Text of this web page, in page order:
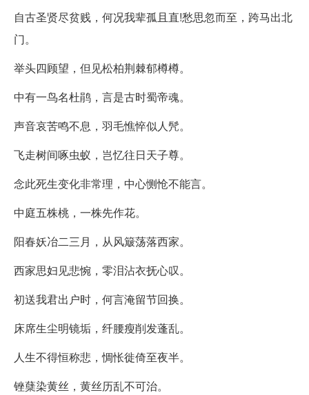
自古圣贤尽贫贱，何况我辈孤且直!愁思忽而至，跨马出北
门。
举头四顾望，但见松柏荆棘郁樽樽。
中有一鸟名杜鹃，言是古时蜀帝魂。
声音哀苦鸣不息，羽毛憔悴似人髠。
飞走树间啄虫蚁，岂忆往日天子尊。
念此死生变化非常理，中心恻怆不能言。
中庭五株桃，一株先作花。
阳春妖冶二三月，从风簸荡落西家。
西家思妇见悲惋，零泪沾衣抚心叹。
初送我君出户时，何言淹留节回换。
床席生尘明镜垢，纤腰瘦削发蓬乱。
人生不得恒称悲，惆怅徙倚至夜半。
锉蘖染黄丝，黄丝历乱不可治。